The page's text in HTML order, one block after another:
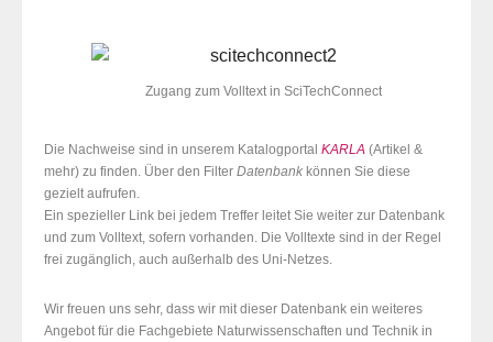
Zugang zum Volltext in SciTechConnect
Die Nachweise sind in unserem Katalogportal KARLA (Artikel &
mehr) zu finden. Über den Filter Datenbank können Sie diese
gezielt aufrufen.
Ein spezieller Link bei jedem Treffer leitet Sie weiter zur Datenbank
und zum Volltext, sofern vorhanden. Die Volltexte sind in der Regel
frei zugänglich, auch außerhalb des Uni-Netzes.
Wir freuen uns sehr, dass wir mit dieser Datenbank ein weiteres
Angebot für die Fachgebiete Naturwissenschaften und Technik in